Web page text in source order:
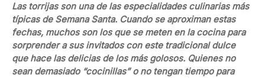
Las torrijas son una de las especialidades culinarias más
típicas de Semana Santa. Cuando se aproximan estas
fechas, muchos son los que se meten en la cocina para
sorprender a sus invitados con este tradicional dulce
que hace las delicias de los más golosos. Quienes no
sean demasiado “cocinillas” o no tengan tiempo para